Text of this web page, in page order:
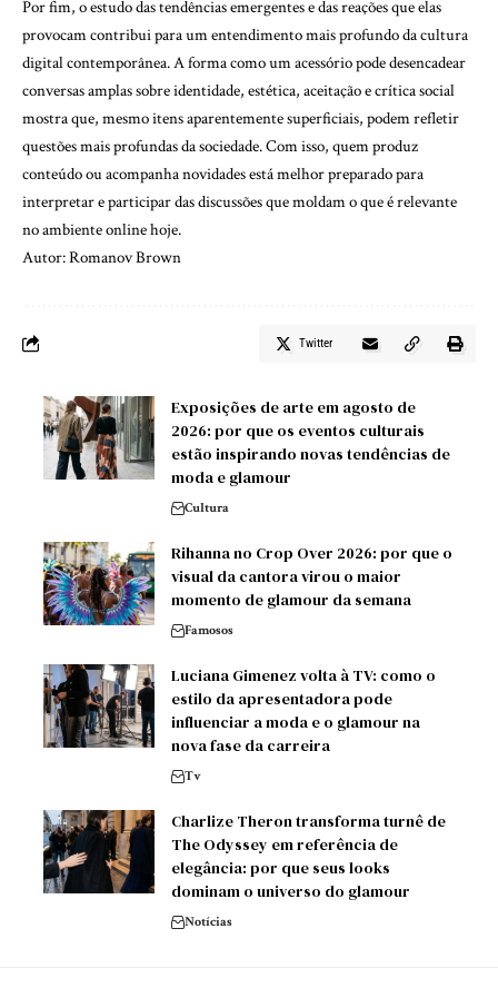
Por fim, o estudo das tendências emergentes e das reações que elas
provocam contribui para um entendimento mais profundo da cultura
digital contemporânea. A forma como um acessório pode desencadear
conversas amplas sobre identidade, estética, aceitação e crítica social
mostra que, mesmo itens aparentemente superficiais, podem refletir
questões mais profundas da sociedade. Com isso, quem produz
conteúdo ou acompanha novidades está melhor preparado para
interpretar e participar das discussões que moldam o que é relevante
no ambiente online hoje.
Autor: Romanov Brown
Twitter
Exposições de arte em agosto de
2026: por que os eventos culturais
estão inspirando novas tendências de
moda e glamour
Cultura
Rihanna no Crop Over 2026: por que o
visual da cantora virou o maior
momento de glamour da semana
Famosos
Luciana Gimenez volta à TV: como o
estilo da apresentadora pode
influenciar a moda e o glamour na
nova fase da carreira
Tv
Charlize Theron transforma turnê de
The Odyssey em referência de
elegância: por que seus looks
dominam o universo do glamour
Notícias